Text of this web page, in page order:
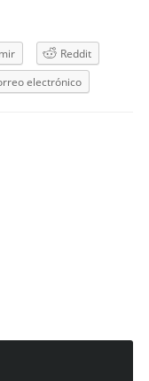
Reddit
electrónico